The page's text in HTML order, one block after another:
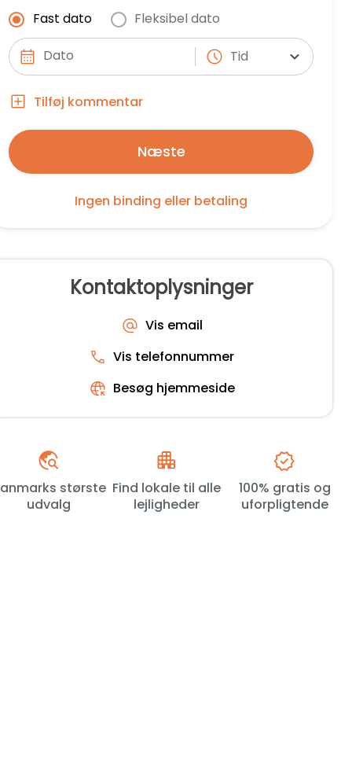
Fast dato Fleksibel dato
Tid
Tilføj kommentar
Næste
Ingen binding eller betaling
Kontaktoplysninger
Vis email
Vis telefonnummer
Besøg hjemmeside
største
udvalg
Find lokale til alle
lejligheder
100% gratis og
uforpligtende